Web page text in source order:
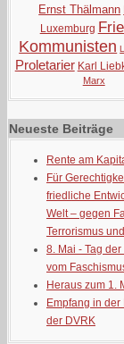
Ernst Thälmann
Luxemburg
Kommunisten
Proletarier Karl
Marx
Neueste Beiträge
Rente am
Für
friedliche
Welt – gegen
Terrorismus
8. Mai - Tag
vom
Heraus zum 1.
Empfang in der
der DVRK